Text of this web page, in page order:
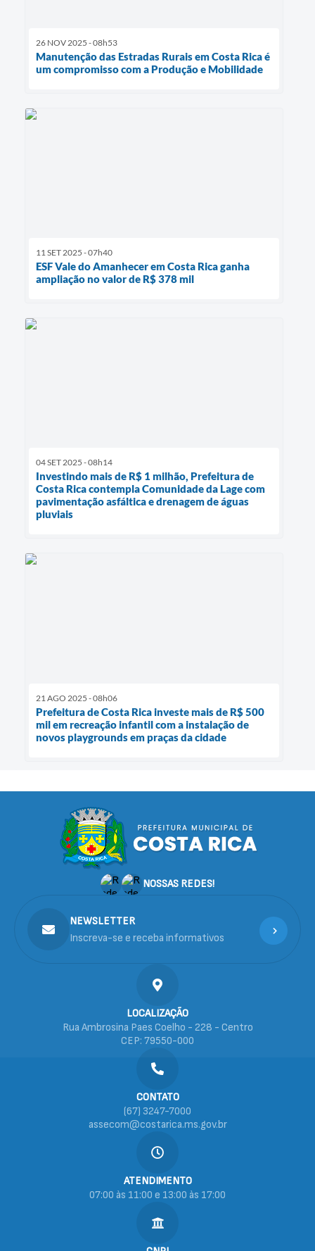
26 NOV 2025 - 08h53
Manutenção das Estradas Rurais em Costa Rica é
um compromisso com a Produção e Mobilidade
11 SET 2025 - 07h40
ESF Vale do Amanhecer em Costa Rica ganha
ampliação no valor de R$ 378 mil
04 SET 2025 - 08h14
Investindo mais de R$ 1 milhão, Prefeitura de
Costa Rica contempla Comunidade da Lage com
pavimentação asfáltica e drenagem de águas
pluviais
21 AGO 2025 - 08h06
Prefeitura de Costa Rica investe mais de R$ 500
mil em recreação infantil com a instalação de
novos playgrounds em praças da cidade
NOSSAS REDES!
LOCALIZAÇÃO
Rua Ambrosina Paes Coelho - 228 - Centro
CEP: 79550-000
CONTATO
(67) 3247-7000
assecom@costarica.ms.gov.br
ATENDIMENTO
07:00 às 11:00 e 13:00 às 17:00
NEWSLETTER
Inscreva-se e receba informativos